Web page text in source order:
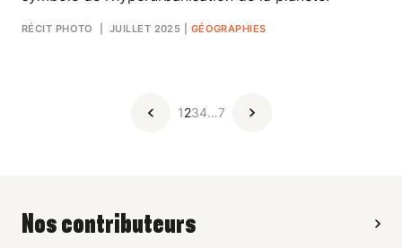
RÉCIT PHOTO | JUILLET 2025 GÉOGRAPHIES
1234…7
Nos contributeurs